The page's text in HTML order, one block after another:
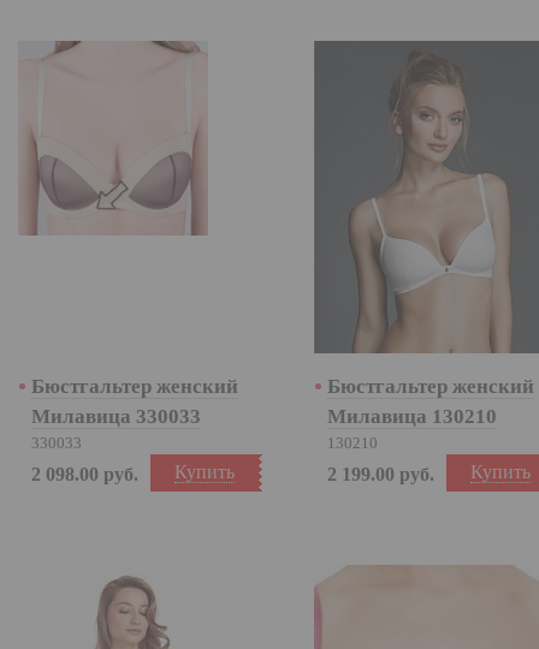
Бюстгальтер женский
Милавица 330033
330033
Купить
2 098.00 руб.
Бюстгальтер женский
Милавица 130210
130210
Купить
2 199.00 руб.